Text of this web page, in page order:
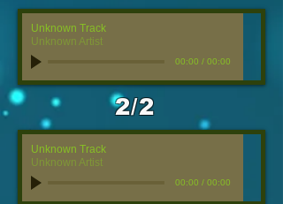
Unknown Track
Unknown Artist
00:00 / 00:00
2/2
Unknown Track
Unknown Artist
00:00 / 00:00